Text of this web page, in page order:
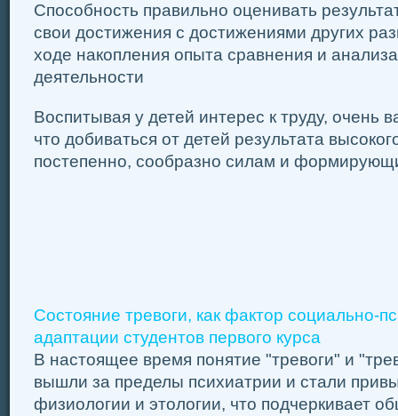
Способность правильно оценивать
свои достижения с достижениями других
ходе накопления опыта сравнения и
деятельности
Воспитывая у детей интерес к труду, очень
что добиваться от детей результата
постепенно, сообразно силам и
Состояние тревоги, как фактор социально-
адаптации студентов первого курса
В настоящее время понятие "тревоги" и
вышли за пределы психиатрии и стали
физиологии и этологии, что подчеркивает